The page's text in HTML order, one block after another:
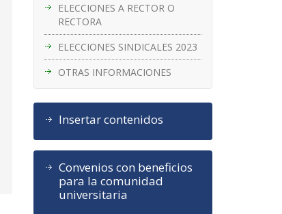
ELECCIONES A RECTOR O
RECTORA
ELECCIONES SINDICALES 2023
OTRAS INFORMACIONES
Insertar contenidos
Convenios con beneficios
para la comunidad
universitaria